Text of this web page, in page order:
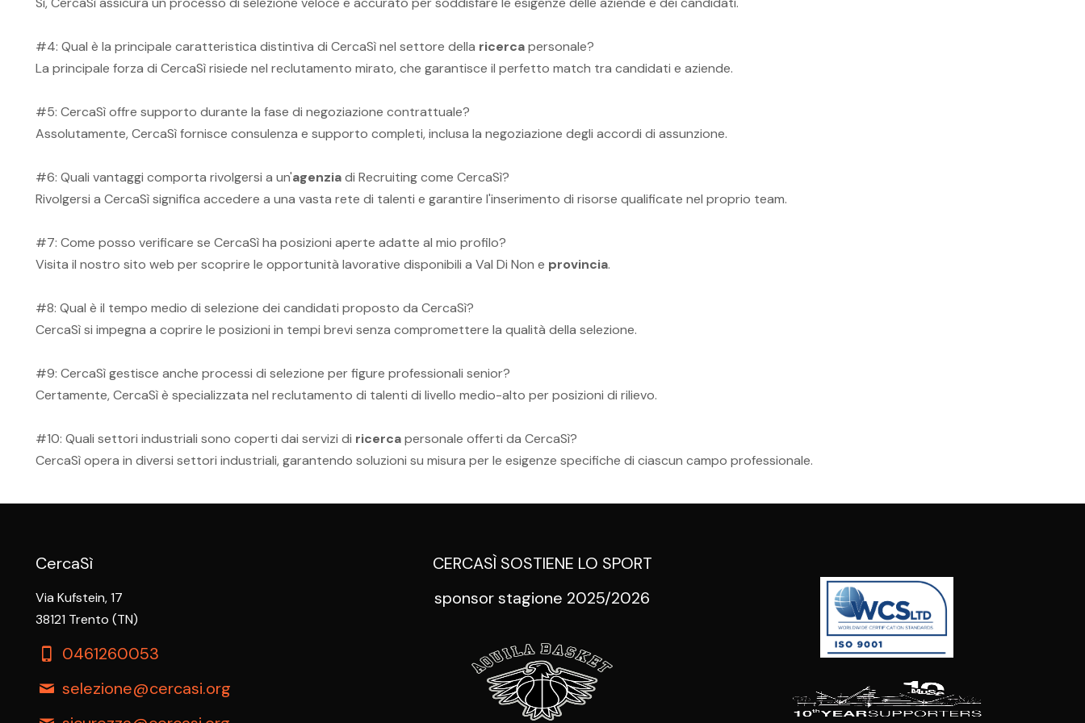
#4: Qual è la principale caratteristica distintiva di CercaSì nel settore della ricercapersonale?
La principale forza di CercaSì risiede nel reclutamento mirato, che garantisce il perfetto match tra candidati e aziende.
#5: CercaSì offre supporto durante la fase di negoziazione contrattuale?
Assolutamente, CercaSì fornisce consulenza e supporto completi, inclusa la negoziazione degli accordi di assunzione.
#6: Quali vantaggi comporta rivolgersi a un'agenziadi Recruiting come CercaSì?
Rivolgersi a CercaSì significa accedere a una vasta rete di talenti e garantire l'inserimento di risorse qualificate nel proprio team.
#7: Come posso verificare se CercaSì ha posizioni aperte adatte al mio profilo?
Visita il nostro sito web per scoprire le opportunità lavorative disponibili a Val Di Non e provincia.
#8: Qual è il tempo medio di selezione dei candidati proposto da CercaSì?
CercaSì si impegna a coprire le posizioni in tempi brevi senza compromettere la qualità della selezione.
#9: CercaSì gestisce anche processi di selezione per figure professionali senior?
Certamente, CercaSì è specializzata nel reclutamento di talenti di livello medio-alto per posizioni di rilievo.
#10: Quali settori industriali sono coperti dai servizi di ricercapersonale offerti da CercaSì?
CercaSì opera in diversi settori industriali, garantendo soluzioni su misura per le esigenze specifiche di ciascun campo professionale.
CercaSì
Via Kufstein, 17
38121 Trento (TN)
0461260053
selezione@cercasi.org
CERCASÌ SOSTIENE LO SPORT
sponsor stagione 2025/2026